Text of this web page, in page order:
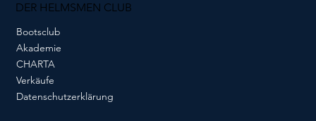
DER HELMSMEN CLUB
Bootsclub
Akademie
CHARTA
Verkäufe
Datenschutzerklärung